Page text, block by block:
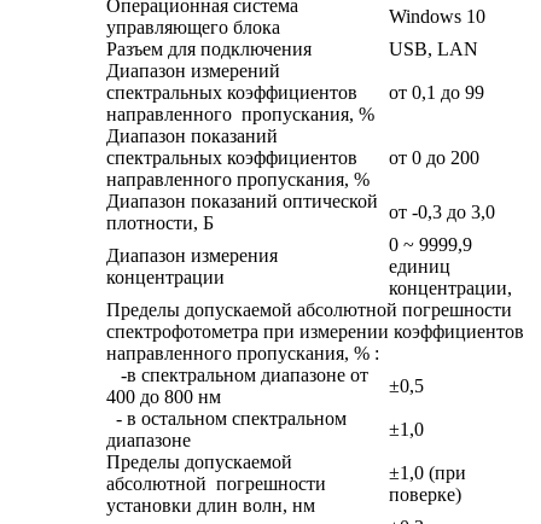
Операционная система
управляющего блока
Windows 10
Разъем для подключения
USB, LAN
Диапазон измерений
спектральных коэффициентов
направленного пропускания, %
от 0,1 до 99
Диапазон показаний
спектральных коэффициентов
направленного пропускания, %
от 0 до 200
Диапазон показаний оптической
плотности, Б
от -0,3 до 3,0
Диапазон измерения
концентрации
0 ~ 9999,9
единиц
концентрации,
Пределы допускаемой абсолютной погрешности
спектрофотометра при измерении коэффициентов
направленного пропускания, % :
-в спектральном диапазоне от
400 до 800 нм
±0,5
- в остальном спектральном
диапазоне
±1,0
Пределы допускаемой
абсолютной погрешности
установки длин волн, нм
±1,0 (при
поверке)